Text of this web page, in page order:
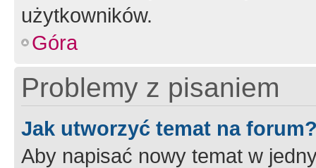
użytkowników.
Góra
Problemy z pisaniem
Jak utworzyć temat na
Aby napisać nowy temat w